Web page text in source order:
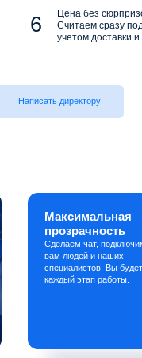
Цена без
Считаем сразу
учетом доставки и
Написать директору
Максимальная
прозрачность
Сделаем чат,
вам людей и наших
специалистов. Вы
каждый этап работы.